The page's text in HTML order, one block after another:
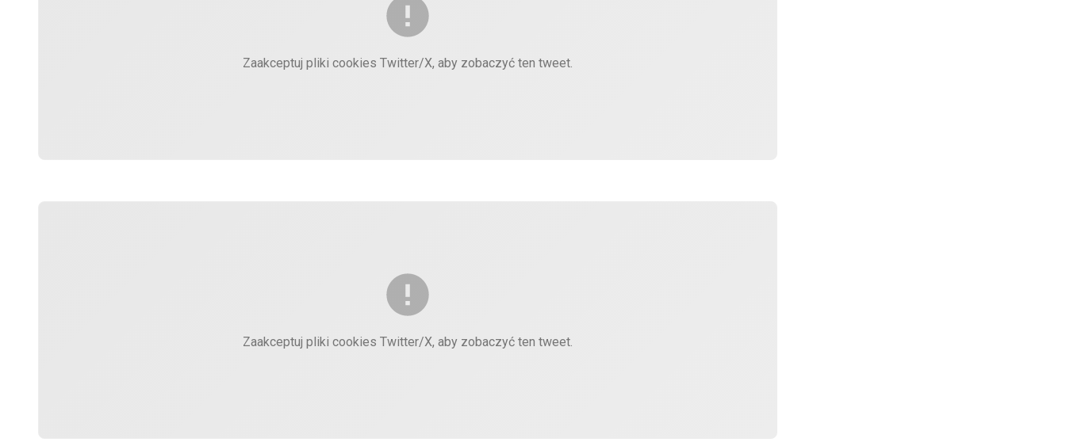
Zaakceptuj pliki cookies Twitter/X, aby zobaczyć ten tweet.
Zaakceptuj pliki cookies Twitter/X, aby zobaczyć ten tweet.